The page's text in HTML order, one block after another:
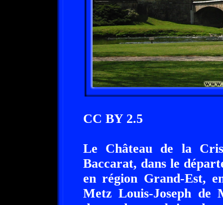
CC BY 2.5
Le Château de la
Baccarat, dans le
en région Grand-Est,
Metz Louis-Joseph de